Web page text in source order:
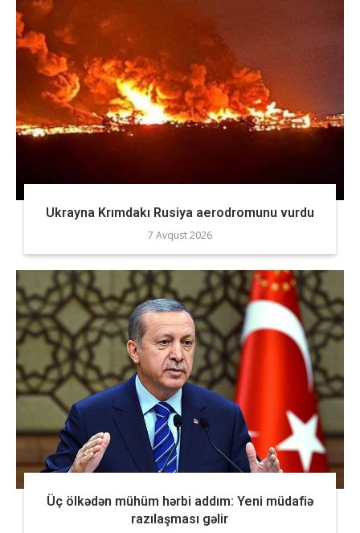
Ukrayna Krımdakı Rusiya aerodromunu vurdu
7 Avqust 2026
Üç ölkədən mühüm hərbi addım: Yeni müdafiə
razılaşması gəlir